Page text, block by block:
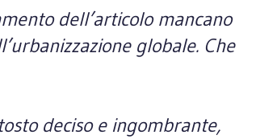
dell’articolo mancano
globale. Che
deciso e ingombrante,